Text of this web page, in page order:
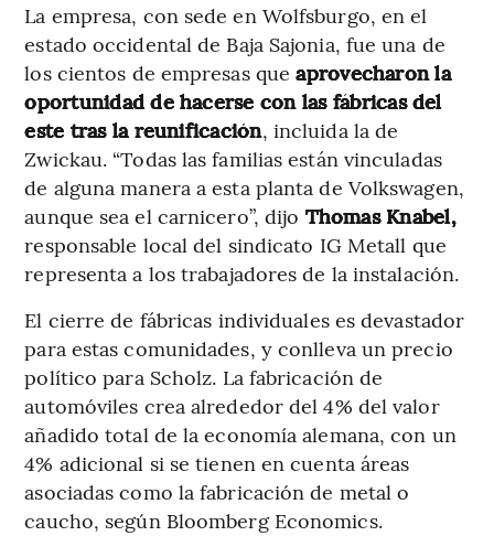
La empresa, con sede en Wolfsburgo, en el
estado occidental de Baja Sajonia, fue una de
los cientos de empresas que aprovecharon la
oportunidad de hacerse con las fábricas del
este tras la reunificación, incluida la de
Zwickau. “Todas las familias están vinculadas
de alguna manera a esta planta de Volkswagen,
aunque sea el carnicero”, dijo Thomas Knabel,
responsable local del sindicato IG Metall que
representa a los trabajadores de la instalación.
El cierre de fábricas individuales es devastador
para estas comunidades, y conlleva un precio
político para Scholz. La fabricación de
automóviles crea alrededor del 4% del valor
añadido total de la economía alemana, con un
4% adicional si se tienen en cuenta áreas
asociadas como la fabricación de metal o
caucho, según Bloomberg Economics.